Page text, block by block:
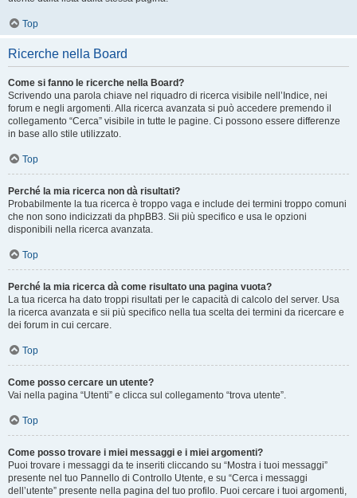
Top
Ricerche nella Board
Come si fanno le ricerche nella Board?
Scrivendo una parola chiave nel riquadro di ricerca visibile nell’Indice, nei
forum e negli argomenti. Alla ricerca avanzata si può accedere premendo il
collegamento “Cerca” visibile in tutte le pagine. Ci possono essere differenze
in base allo stile utilizzato.
Top
Perché la mia ricerca non dà risultati?
Probabilmente la tua ricerca è troppo vaga e include dei termini troppo comuni
che non sono indicizzati da phpBB3. Sii più specifico e usa le opzioni
disponibili nella ricerca avanzata.
Top
Perché la mia ricerca dà come risultato una pagina vuota?
La tua ricerca ha dato troppi risultati per le capacità di calcolo del server. Usa
la ricerca avanzata e sii più specifico nella tua scelta dei termini da ricercare e
dei forum in cui cercare.
Top
Come posso cercare un utente?
Vai nella pagina “Utenti” e clicca sul collegamento “trova utente”.
Top
Come posso trovare i miei messaggi e i miei argomenti?
Puoi trovare i messaggi da te inseriti cliccando su “Mostra i tuoi messaggi”
presente nel tuo Pannello di Controllo Utente, e su “Cerca i messaggi
dell’utente” presente nella pagina del tuo profilo. Puoi cercare i tuoi argomenti,